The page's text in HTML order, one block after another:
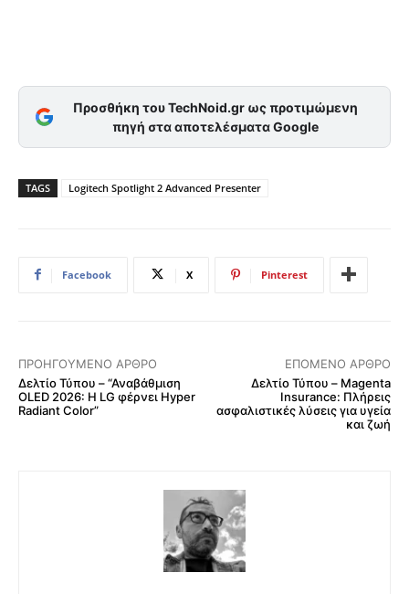
Προσθήκη του TechNoid.gr ως προτιμώμενη
πηγή στα αποτελέσματα Google
TAGS Logitech Spotlight 2 Advanced Presenter
Facebook X Pinterest
ΠΡΟΗΓΟΎΜΕΝΟ ΆΡΘΡΟ
Δελτίο Τύπου – “Αναβάθμιση
OLED 2026: H LG φέρνει Hyper
Radiant Color”
ΕΠΌΜΕΝΟ ΆΡΘΡΟ
Δελτίο Τύπου – Magenta
Insurance: Πλήρεις
ασφαλιστικές λύσεις για υγεία
και ζωή